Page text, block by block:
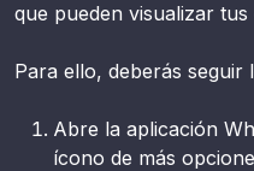
que pueden visualizar tus
Para ello, deberás seguir
Abre la aplicación
ícono de más